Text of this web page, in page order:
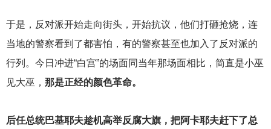
于是，反对派开始走向街头，开始抗议，他们打砸抢烧，连
当地的警察看到了都害怕，有的警察甚至也加入了反对派的
行列。今日冲进“白宫”的场面同当年那场面相比，简直是小巫
见大巫， 那是正经的颜色革命。
后任总统巴基耶夫趁机高举反腐大旗，把阿卡耶夫赶下了总